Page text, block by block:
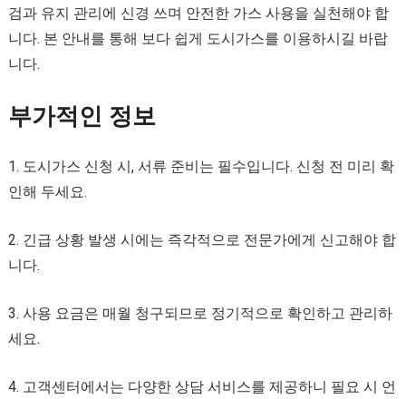
검과 유지 관리에 신경 쓰며 안전한 가스 사용을 실천해야 합
니다. 본 안내를 통해 보다 쉽게 도시가스를 이용하시길 바랍
니다.
부가적인 정보
1. 도시가스 신청 시, 서류 준비는 필수입니다. 신청 전 미리 확
인해 두세요.
2. 긴급 상황 발생 시에는 즉각적으로 전문가에게 신고해야 합
니다.
3. 사용 요금은 매월 청구되므로 정기적으로 확인하고 관리하
세요.
4. 고객센터에서는 다양한 상담 서비스를 제공하니 필요 시 언